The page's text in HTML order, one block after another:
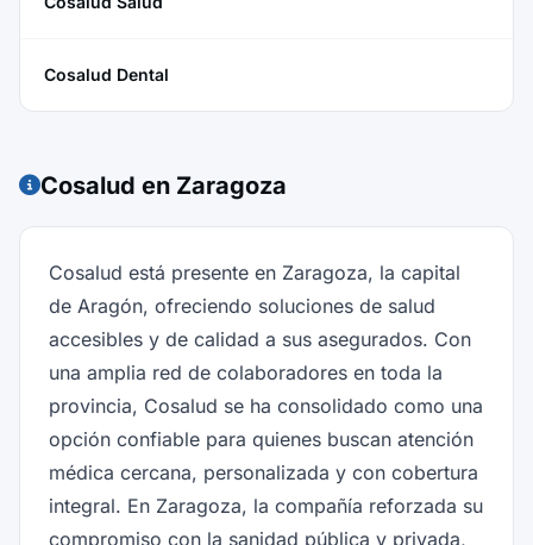
Cosalud Dental
Cosalud en Zaragoza
Cosalud está presente en Zaragoza, la capital
de Aragón, ofreciendo soluciones de salud
accesibles y de calidad a sus asegurados. Con
una amplia red de colaboradores en toda la
provincia, Cosalud se ha consolidado como una
opción confiable para quienes buscan atención
médica cercana, personalizada y con cobertura
integral. En Zaragoza, la compañía reforzada su
compromiso con la sanidad pública y privada,